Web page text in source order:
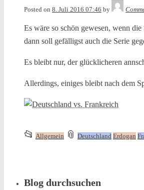
Posted on 8. Juli 2016 07:46 by
Es wäre so schön gewesen, wenn
dann soll gefälligst auch die Serie
Es bleibt nur, der glücklicheren
Allerdings, einiges bleibt nach dem
📂 This
in
Allgemein 📎 and
Deutschland Erdogan
Blog durchsuchen